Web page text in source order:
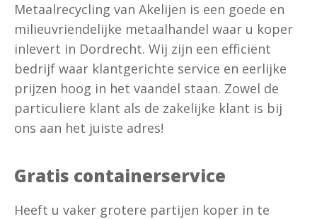
Metaalrecycling van Akelijen is een goede en
milieuvriendelijke metaalhandel waar u koper
inlevert in Dordrecht. Wij zijn een efficiënt
bedrijf waar klantgerichte service en eerlijke
prijzen hoog in het vaandel staan. Zowel de
particuliere klant als de zakelijke klant is bij
ons aan het juiste adres!
Gratis containerservice
Heeft u vaker grotere partijen koper in te